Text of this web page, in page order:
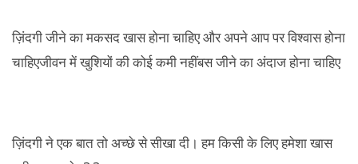
ज़िंदगी जीने का मकसद खास होना चाहिए और अपने आप पर विश्वास होना
चाहिएजीवन में खुशियों की कोई कमी नहींबस जीने का अंदाज होना चाहिए
ज़िंदगी ने एक बात तो अच्छे से सीखा दी। हम किसी के लिए हमेशा खास